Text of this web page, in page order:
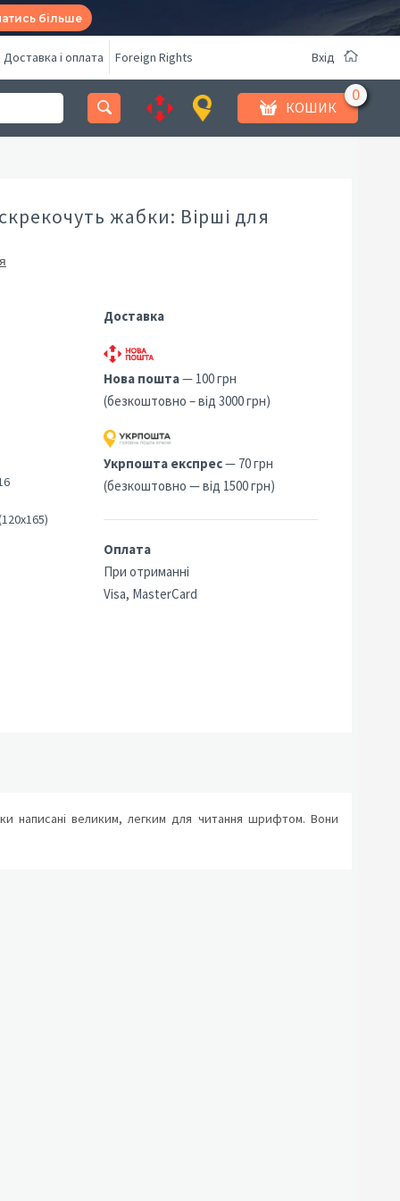
більше
Доставка і оплата Foreign Rights Вхід
КОШИК
жабки: Вірші для
Доставка
Нова пошта— 100 грн
(безкоштовно – від 3000 грн)
Укрпошта експрес— 70 грн
(безкоштовно — від 1500 грн)
Оплата
При отриманні
Visa, MasterCard
написані великим, легким для читання шрифтом. Вони